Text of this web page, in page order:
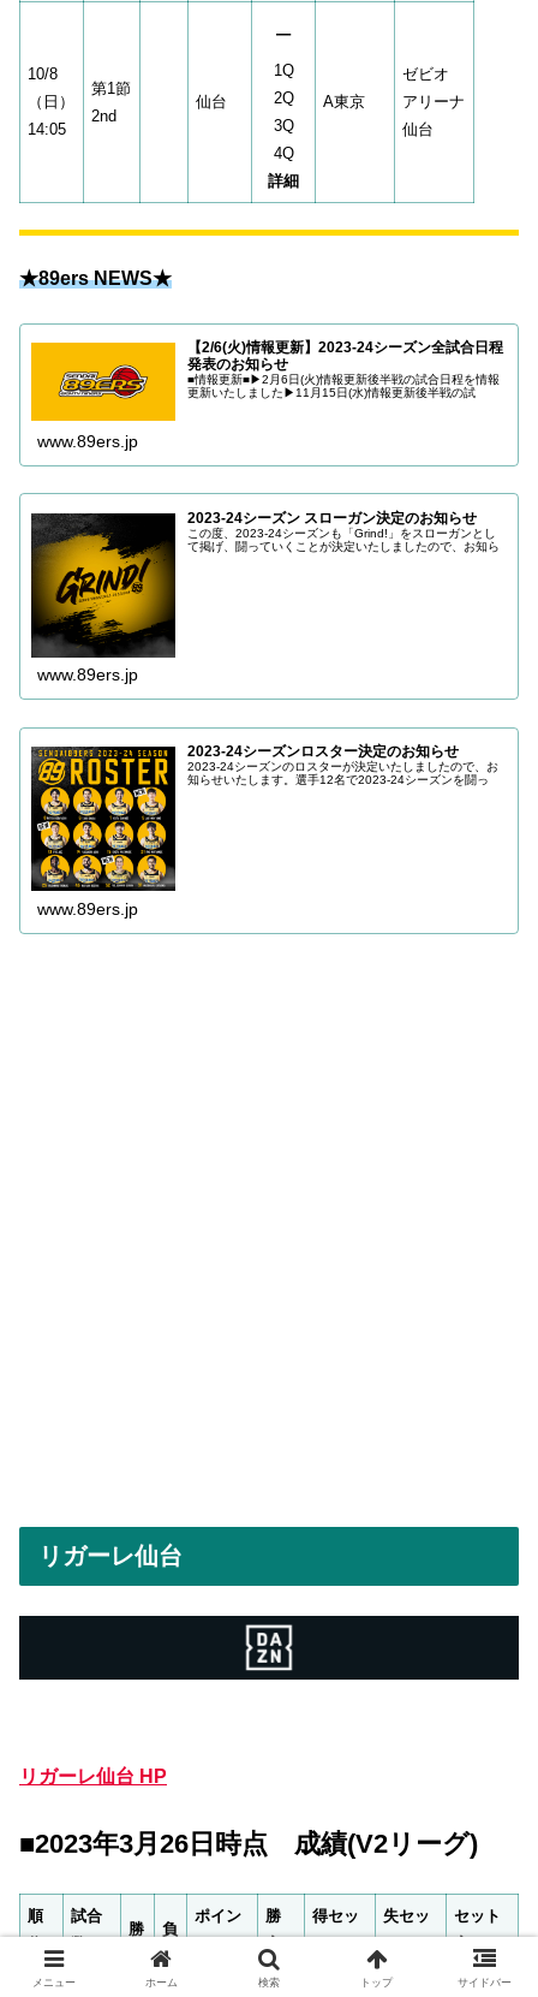
10/8
（日）
14:05
第1節
2nd
仙台
–
1Q
2Q
3Q
4Q
詳細
A東京
ゼビオ
アリーナ
仙台
★89ers NEWS★
【2/6(火)情報更新】2023-24シーズン全試合日程
発表のお知らせ
■情報更新■▶2月6日(火)情報更新後半戦の試合日程を情報
更新いたしました▶11月15日(水)情報更新後半戦の試
www.89ers.jp
2023-24シーズン スローガン決定のお知らせ
この度、2023-24シーズンも「Grind!」をスローガンとし
て掲げ、闘っていくことが決定いたしましたので、お知ら
www.89ers.jp
2023-24シーズンロスター決定のお知らせ
2023-24シーズンのロスターが決定いたしましたので、お
知らせいたします。選手12名で2023-24シーズンを闘っ
www.89ers.jp
リガーレ仙台
リガーレ仙台 HP
■2023年3月26日時点 成績(V2リーグ)
順
試合
勝 負
ポイン
勝
得セッ
失セッ
セット
5 20 13 7 0.65 32 1.38
メニュー ホーム 検索 トップ サイドバー